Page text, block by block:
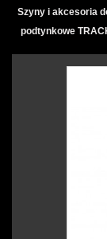
Szyny i akcesoria
podtynkowe